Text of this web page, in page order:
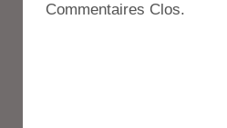
Commentaires Clos.